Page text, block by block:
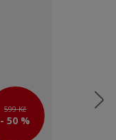
599 Kč
- 50 %